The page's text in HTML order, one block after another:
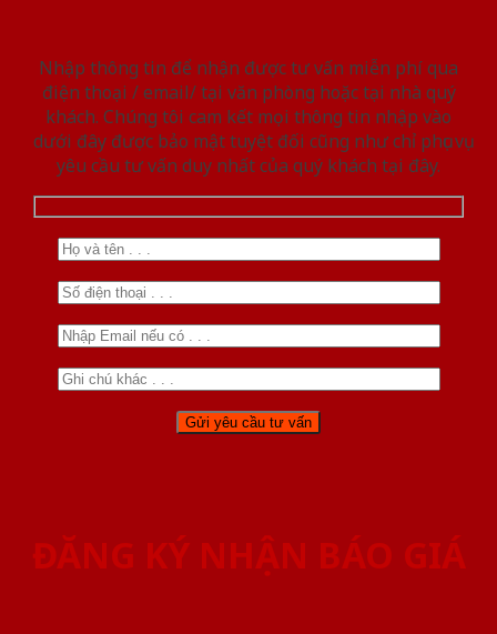
Nhập thông tin để nhận được tư vấn miễn phí qua
điện thoại / email/ tại văn phòng hoặc tại nhà quý
khách. Chúng tôi cam kết mọi thông tin nhập vào
dưới đây được bảo mật tuyệt đối cũng như chỉ phục vụ
yêu cầu tư vấn duy nhất của quý khách tại đây.
ĐĂNG KÝ NHẬN BÁO GIÁ